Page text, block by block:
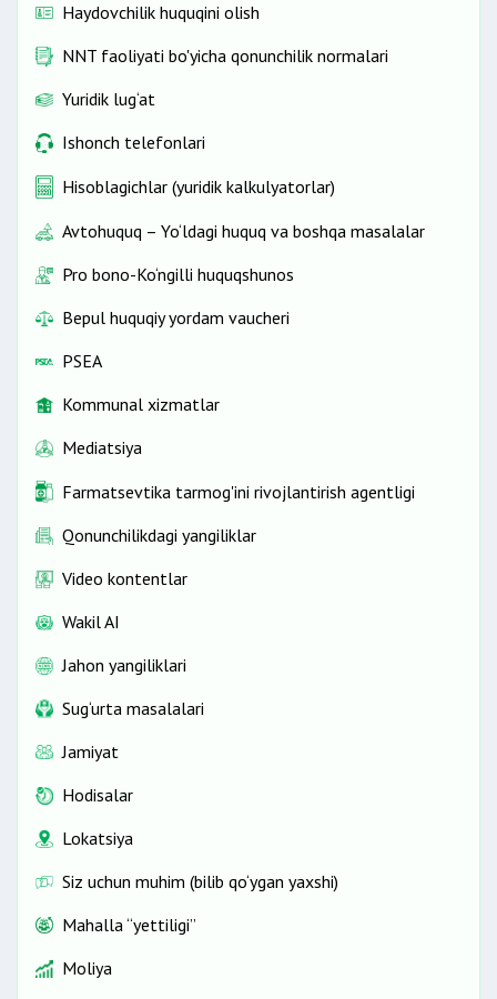
Haydovchilik huquqini olish
NNT faoliyati bo'yicha qonunchilik normalari
Yuridik lug‘at
Ishonch telefonlari
Hisoblagichlar (yuridik kalkulyatorlar)
Avtohuquq – Yo‘ldagi huquq va boshqa masalalar
Pro bono-Ko‘ngilli huquqshunos
Bepul huquqiy yordam vaucheri
PSEA
Kommunal xizmatlar
Mediatsiya
Farmatsevtika tarmog'ini rivojlantirish agentligi
Qonunchilikdagi yangiliklar
Video kontentlar
Wakil AI
Jahon yangiliklari
Sug‘urta masalalari
Jamiyat
Hodisalar
Lokatsiya
Siz uchun muhim (bilib qo‘ygan yaxshi)
Mahalla “yettiligi”
Moliya